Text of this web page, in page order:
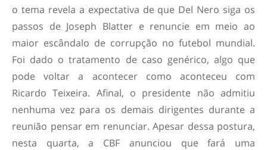
o tema revela a expectativa de que Del Nero siga os
passos de Joseph Blatter e renuncie em meio ao
maior escândalo de corrupção no futebol mundial.
Foi dado o tratamento de caso genérico, algo que
pode voltar a acontecer como aconteceu com
Ricardo Teixeira. Afinal, o presidente não admitiu
nenhuma vez para os demais dirigentes durante a
reunião pensar em renunciar. Apesar dessa postura,
nesta quarta, a CBF anunciou que fará uma